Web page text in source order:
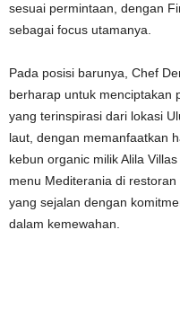
sesuai permintaan, dengan
sebagai focus utamanya.
Pada posisi barunya, Chef
berharap untuk menciptakan
yang terinspirasi dari lokasi
laut, dengan memanfaatkan
kebun organic milik Alila
menu Mediterania di
yang sejalan dengan
dalam kemewahan.